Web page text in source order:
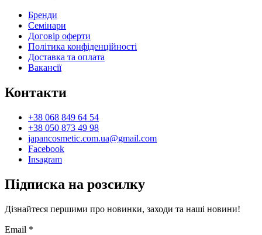
Бренди
Семінари
Договір оферти
Політика конфіденційності
Доставка та оплата
Вакансії
Контакти
+38 068 849 64 54
+38 050 873 49 98
japancosmetic.com.ua@gmail.com
Facebook
Insagram
Підписка на розсилку
Дізнайтеся першими про новинки, заходи та наші новини!
Email *